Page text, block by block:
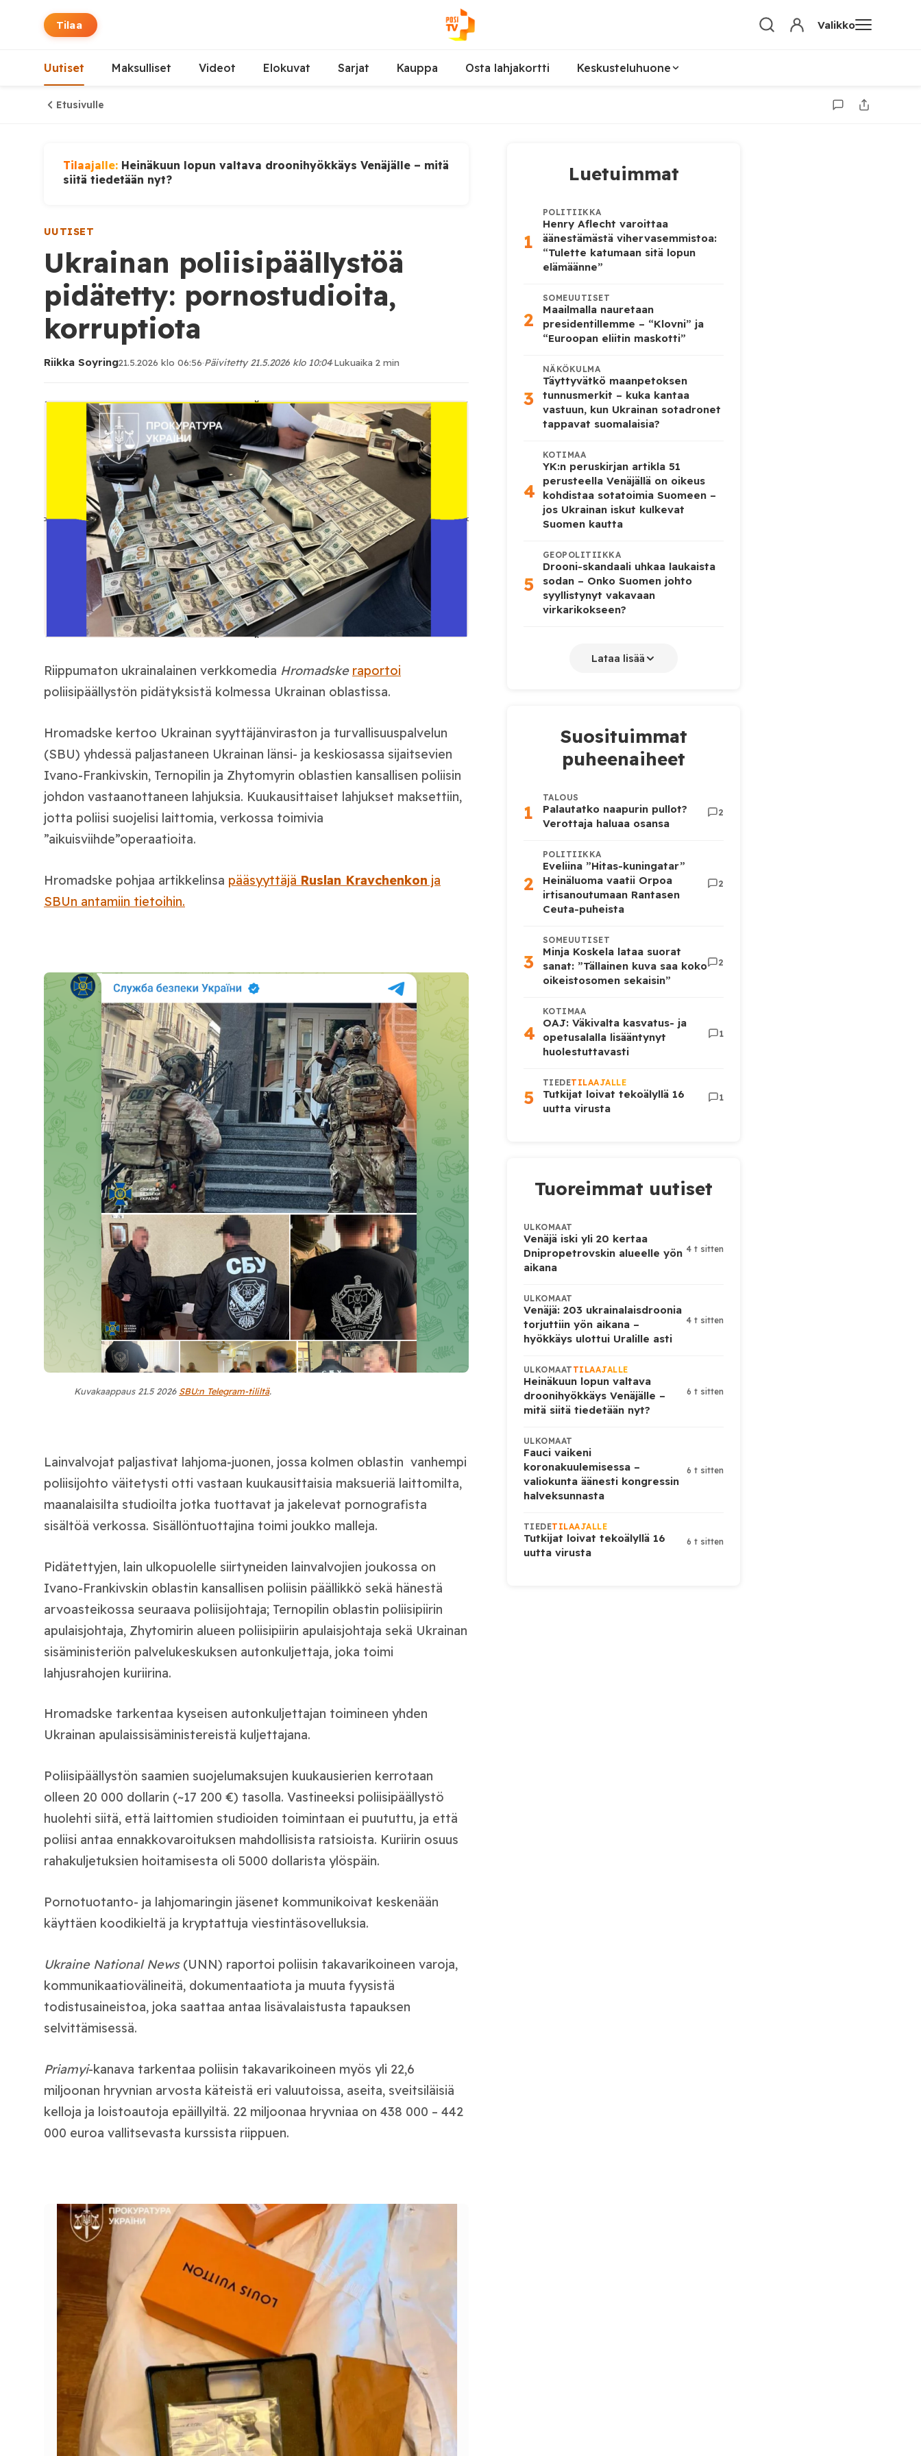
Tilaa Valikko
Uutiset Maksulliset Videot Elokuvat Sarjat Kauppa Osta lahjakortti Keskusteluhuone
Etusivulle
Tilaajalle: Heinäkuun lopun valtava droonihyökkäys Venäjälle – mitä
siitä tiedetään nyt?
UUTISET
Ukrainan poliisipäällystöä
pidätetty: pornostudioita,
korruptiota
Riikka Soyring21.5.2026 klo 06:56·Päivitetty 21.5.2026 klo 10:04·Lukuaika 2 min
Riippumaton ukrainalainen verkkomedia Hromadske raportoi
poliisipäällystön pidätyksistä kolmessa Ukrainan oblastissa.
Hromadske kertoo Ukrainan syyttäjänviraston ja turvallisuuspalvelun
(SBU) yhdessä paljastaneen Ukrainan länsi- ja keskiosassa sijaitsevien
Ivano-Frankivskin, Ternopilin ja Zhytomyrin oblastien kansallisen poliisin
johdon vastaanottaneen lahjuksia. Kuukausittaiset lahjukset maksettiin,
jotta poliisi suojelisi laittomia, verkossa toimivia
”aikuisviihde”operaatioita.
Hromadske pohjaa artikkelinsa pääsyyttäjä Ruslan Kravchenkon ja
SBUn antamiin tietoihin.
Kuvakaappaus 21.5 2026 SBU:n Telegram-tililtä.
Lainvalvojat paljastivat lahjoma-juonen, jossa kolmen oblastin vanhempi
poliisijohto väitetysti otti vastaan kuukausittaisia maksueriä laittomilta,
maanalaisilta studioilta jotka tuottavat ja jakelevat pornografista
sisältöä verkossa. Sisällöntuottajina toimi joukko malleja.
Pidätettyjen, lain ulkopuolelle siirtyneiden lainvalvojien joukossa on
Ivano-Frankivskin oblastin kansallisen poliisin päällikkö sekä hänestä
arvoasteikossa seuraava poliisijohtaja; Ternopilin oblastin poliisipiirin
apulaisjohtaja, Zhytomirin alueen poliisipiirin apulaisjohtaja sekä Ukrainan
sisäministeriön palvelukeskuksen autonkuljettaja, joka toimi
lahjusrahojen kuriirina.
Hromadske tarkentaa kyseisen autonkuljettajan toimineen yhden
Ukrainan apulaissisäministereistä kuljettajana.
Poliisipäällystön saamien suojelumaksujen kuukausierien kerrotaan
olleen 20 000 dollarin (~17 200 €) tasolla. Vastineeksi poliisipäällystö
huolehti siitä, että laittomien studioiden toimintaan ei puututtu, ja että
poliisi antaa ennakkovaroituksen mahdollisista ratsioista. Kuriirin osuus
rahakuljetuksien hoitamisesta oli 5000 dollarista ylöspäin.
Pornotuotanto- ja lahjomaringin jäsenet kommunikoivat keskenään
käyttäen koodikieltä ja kryptattuja viestintäsovelluksia.
Ukraine National News(UNN) raportoi poliisin takavarikoineen varoja,
kommunikaatiovälineitä, dokumentaatiota ja muuta fyysistä
todistusaineistoa, joka saattaa antaa lisävalaistusta tapauksen
selvittämisessä.
Priamyi-kanava tarkentaa poliisin takavarikoineen myös yli 22,6
miljoonan hryvnian arvosta käteistä eri valuutoissa, aseita, sveitsiläisiä
kelloja ja loistoautoja epäillyiltä. 22 miljoonaa hryvniaa on 438 000 – 442
000 euroa vallitsevasta kurssista riippuen.
Luetuimmat
1
POLITIIKKA
Henry Aflecht varoittaa
äänestämästä vihervasemmistoa:
“Tulette katumaan sitä lopun
elämäänne”
2
SOMEUUTISET
Maailmalla nauretaan
presidentillemme – “Klovni” ja
“Euroopan eliitin maskotti”
3
NÄKÖKULMA
Täyttyvätkö maanpetoksen
tunnusmerkit – kuka kantaa
vastuun, kun Ukrainan sotadronet
tappavat suomalaisia?
4
KOTIMAA
YK:n peruskirjan artikla 51
perusteella Venäjällä on oikeus
kohdistaa sotatoimia Suomeen –
jos Ukrainan iskut kulkevat
Suomen kautta
5
GEOPOLITIIKKA
Drooni-skandaali uhkaa laukaista
sodan – Onko Suomen johto
syyllistynyt vakavaan
virkarikokseen?
Lataa lisää
Suosituimmat
puheenaiheet
1
TALOUS
Palautatko naapurin pullot?
Verottaja haluaa osansa
2
2
POLITIIKKA
Eveliina ”Hitas-kuningatar”
Heinäluoma vaatii Orpoa
irtisanoutumaan Rantasen
Ceuta-puheista
2
3
SOMEUUTISET
Minja Koskela lataa suorat
sanat: ”Tällainen kuva saa koko
oikeistosomen sekaisin”
2
4
KOTIMAA
OAJ: Väkivalta kasvatus- ja
opetusalalla lisääntynyt
huolestuttavasti
1
5
TIEDETILAAJALLE
Tutkijat loivat tekoälyllä 16
uutta virusta
1
Tuoreimmat uutiset
ULKOMAAT
Venäjä iski yli 20 kertaa
Dnipropetrovskin alueelle yön
aikana
4 t sitten
ULKOMAAT
Venäjä: 203 ukrainalaisdroonia
torjuttiin yön aikana –
hyökkäys ulottui Uralille asti
4 t sitten
ULKOMAAT TILAAJALLE
Heinäkuun lopun valtava
droonihyökkäys Venäjälle –
mitä siitä tiedetään nyt?
6 t sitten
ULKOMAAT
Fauci vaikeni
koronakuulemisessa –
valiokunta äänesti kongressin
halveksunnasta
6 t sitten
TIEDETILAAJALLE
Tutkijat loivat tekoälyllä 16
uutta virusta
6 t sitten